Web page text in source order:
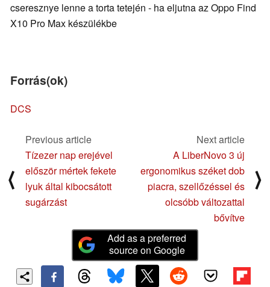
cseresznye lenne a torta tetején - ha eljutna az Oppo Find
X10 Pro Max készülékbe
Forrás(ok)
DCS
⟨
Previous article
Tízezer nap erejével
először mértek fekete
lyuk által kibocsátott
sugárzást
Next article
A LiberNovo 3 új
ergonomikus széket dob
piacra, szellőzéssel és
olcsóbb változattal
bővítve
⟩
Add as a preferred
source on Google